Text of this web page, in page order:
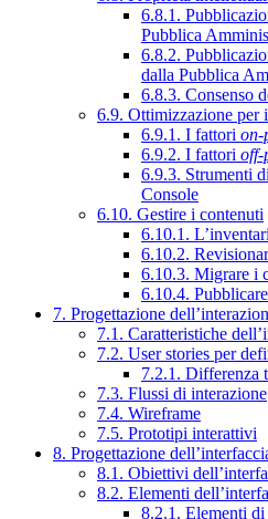
6.8.1.
Pubblica
6.8.2.
dalla Pubblica
6.8.3. Consenso
6.9. Ottimizzazione per
6.9.1. I fattori on-
6.9.2. I fattori off-
6.9.3. Strumenti
Console
6.10. Gestire i contenuti
6.10.1.
6.10.2.
6.10.3. Migrare i
6.10.4.
7. Progettazione
7.1. Caratteristiche
7.2. User stories per
7.2.1. Differenza
7.3. Flussi di interazione
7.4. Wireframe
7.5. Prototipi interattivi
8. Progettazione
8.1. Obiettivi
8.2. Elementi
8.2.1. Elementi